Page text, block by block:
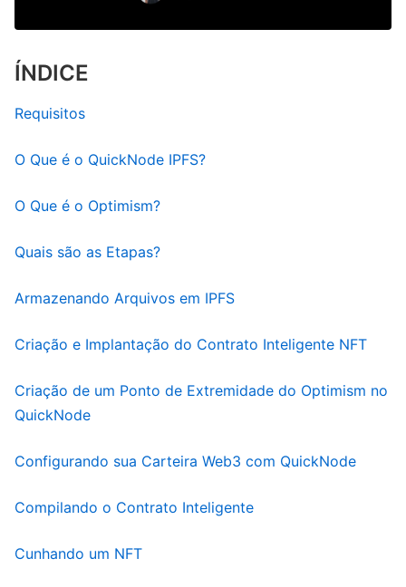
ÍNDICE
Requisitos
O Que é o QuickNode IPFS?
O Que é o Optimism?
Quais são as Etapas?
Armazenando Arquivos em IPFS
Criação e Implantação do Contrato Inteligente NFT
Criação de um Ponto de Extremidade do Optimism no
QuickNode
Configurando sua Carteira Web3 com QuickNode
Compilando o Contrato Inteligente
Cunhando um NFT